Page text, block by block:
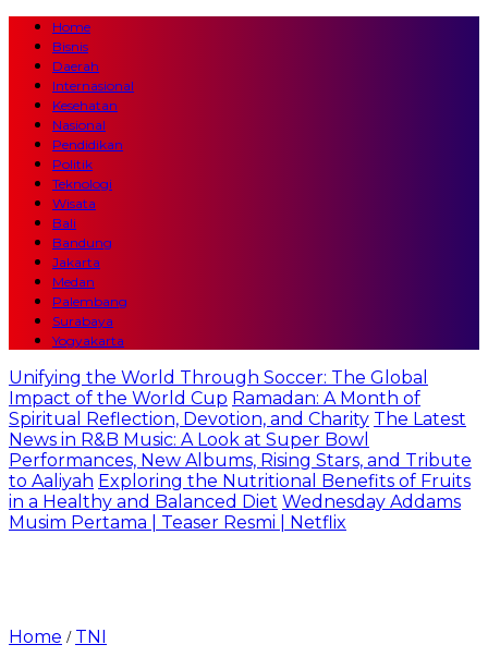
Home
Bisnis
Daerah
Internasional
Kesehatan
Nasional
Pendidikan
Politik
Teknologi
Wisata
Bali
Bandung
Jakarta
Medan
Palembang
Surabaya
Yogyakarta
Unifying the World Through Soccer: The Global
Impact of the World Cup Ramadan: A Month of
Spiritual Reflection, Devotion, and Charity The Latest
News in R&B Music: A Look at Super Bowl
Performances, New Albums, Rising Stars, and Tribute
to Aaliyah Exploring the Nutritional Benefits of Fruits
in a Healthy and Balanced Diet Wednesday Addams
Musim Pertama | Teaser Resmi | Netflix
Home / TNI